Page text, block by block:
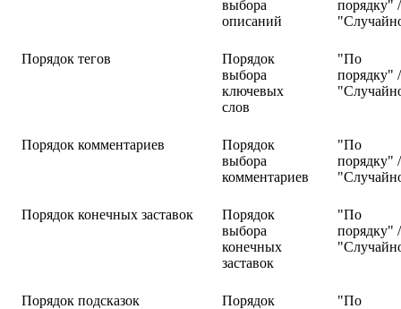
выбора
описаний
порядку" /
Порядок тегов
Порядок
выбора
ключевых
слов
"По
порядку" /
Порядок комментариев
Порядок
выбора
комментариев
"По
порядку" /
Порядок конечных заставок
Порядок
выбора
конечных
заставок
"По
порядку" /
Порядок подсказок
Порядок
"По